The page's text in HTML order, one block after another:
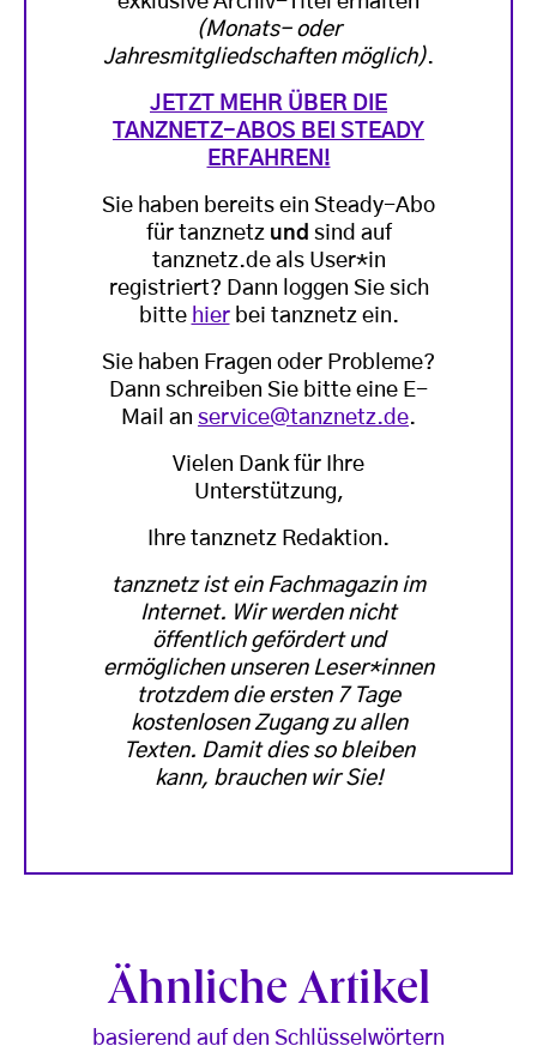
(Monats- oder
Jahresmitgliedschaften möglich).
JETZT MEHR ÜBER DIE
TANZNETZ-ABOS BEI STEADY
ERFAHREN!
Sie haben bereits ein Steady-Abo
für tanznetz und sind auf
tanznetz.de als User*in
registriert? Dann loggen Sie sich
bitte hierbei tanznetz ein.
Sie haben Fragen oder Probleme?
Dann schreiben Sie bitte eine E-
Mail an service@tanznetz.de.
Vielen Dank für Ihre
Unterstützung,
Ihre tanznetz Redaktion.
tanznetz ist ein Fachmagazin im
Internet. Wir werden nicht
öffentlich gefördert und
ermöglichen unseren Leser*innen
trotzdem die ersten 7 Tage
kostenlosen Zugang zu allen
Texten. Damit dies so bleiben
kann, brauchen wir Sie!
Ähnliche Artikel
basierend auf den Schlüsselwörtern